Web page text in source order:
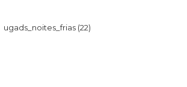
ugads_noites_frias (22)